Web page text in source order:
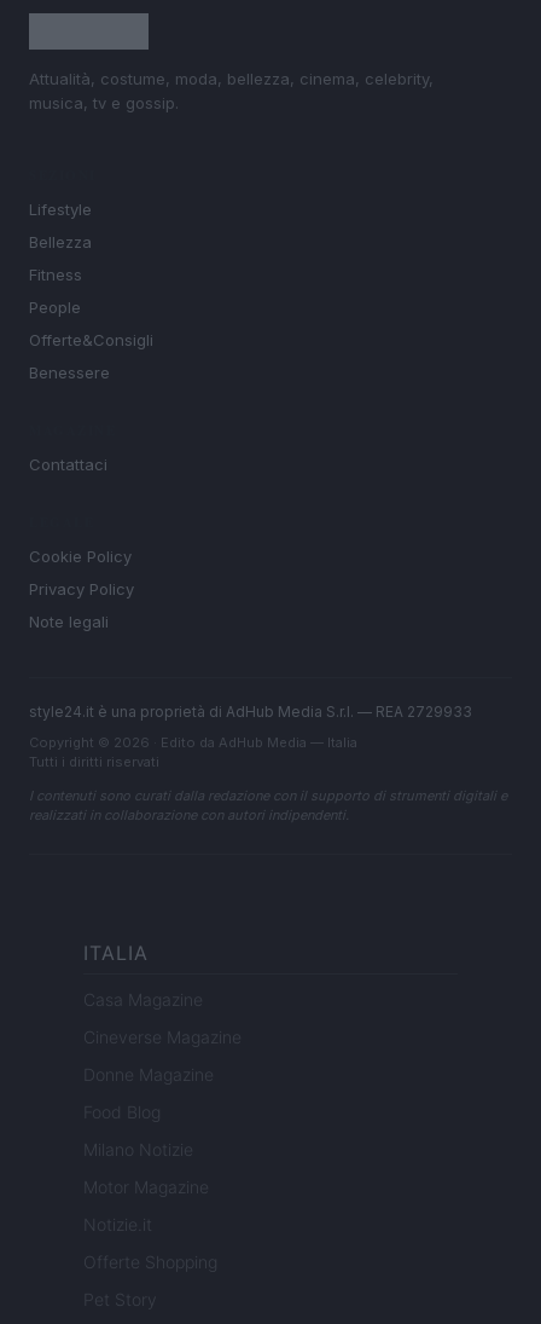
Attualità, costume, moda, bellezza, cinema, celebrity,
musica, tv e gossip.
Lifestyle
Bellezza
Fitness
People
Offerte&Consigli
Benessere
Contattaci
Cookie Policy
Privacy Policy
Note legali
style24.it è una proprietà di AdHub Media S.r.l. — REA 2729933
Copyright © 2026 · Edito da AdHub Media — Italia
Tutti i diritti riservati
I contenuti sono curati dalla redazione con il supporto di strumenti digitali e
realizzati in collaborazione con autori indipendenti.
ITALIA
Casa Magazine
Cineverse Magazine
Donne Magazine
Food Blog
Milano Notizie
Motor Magazine
Notizie.it
Offerte Shopping
Pet Story